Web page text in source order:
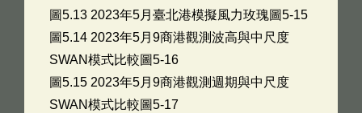
圖5.13 2023年5月臺北港模擬風力玫瑰圖5-15
圖5.14 2023年5月9商港觀測波高與中尺度
SWAN模式比較圖5-16
圖5.15 2023年5月9商港觀測週期與中尺度
SWAN模式比較圖5-17